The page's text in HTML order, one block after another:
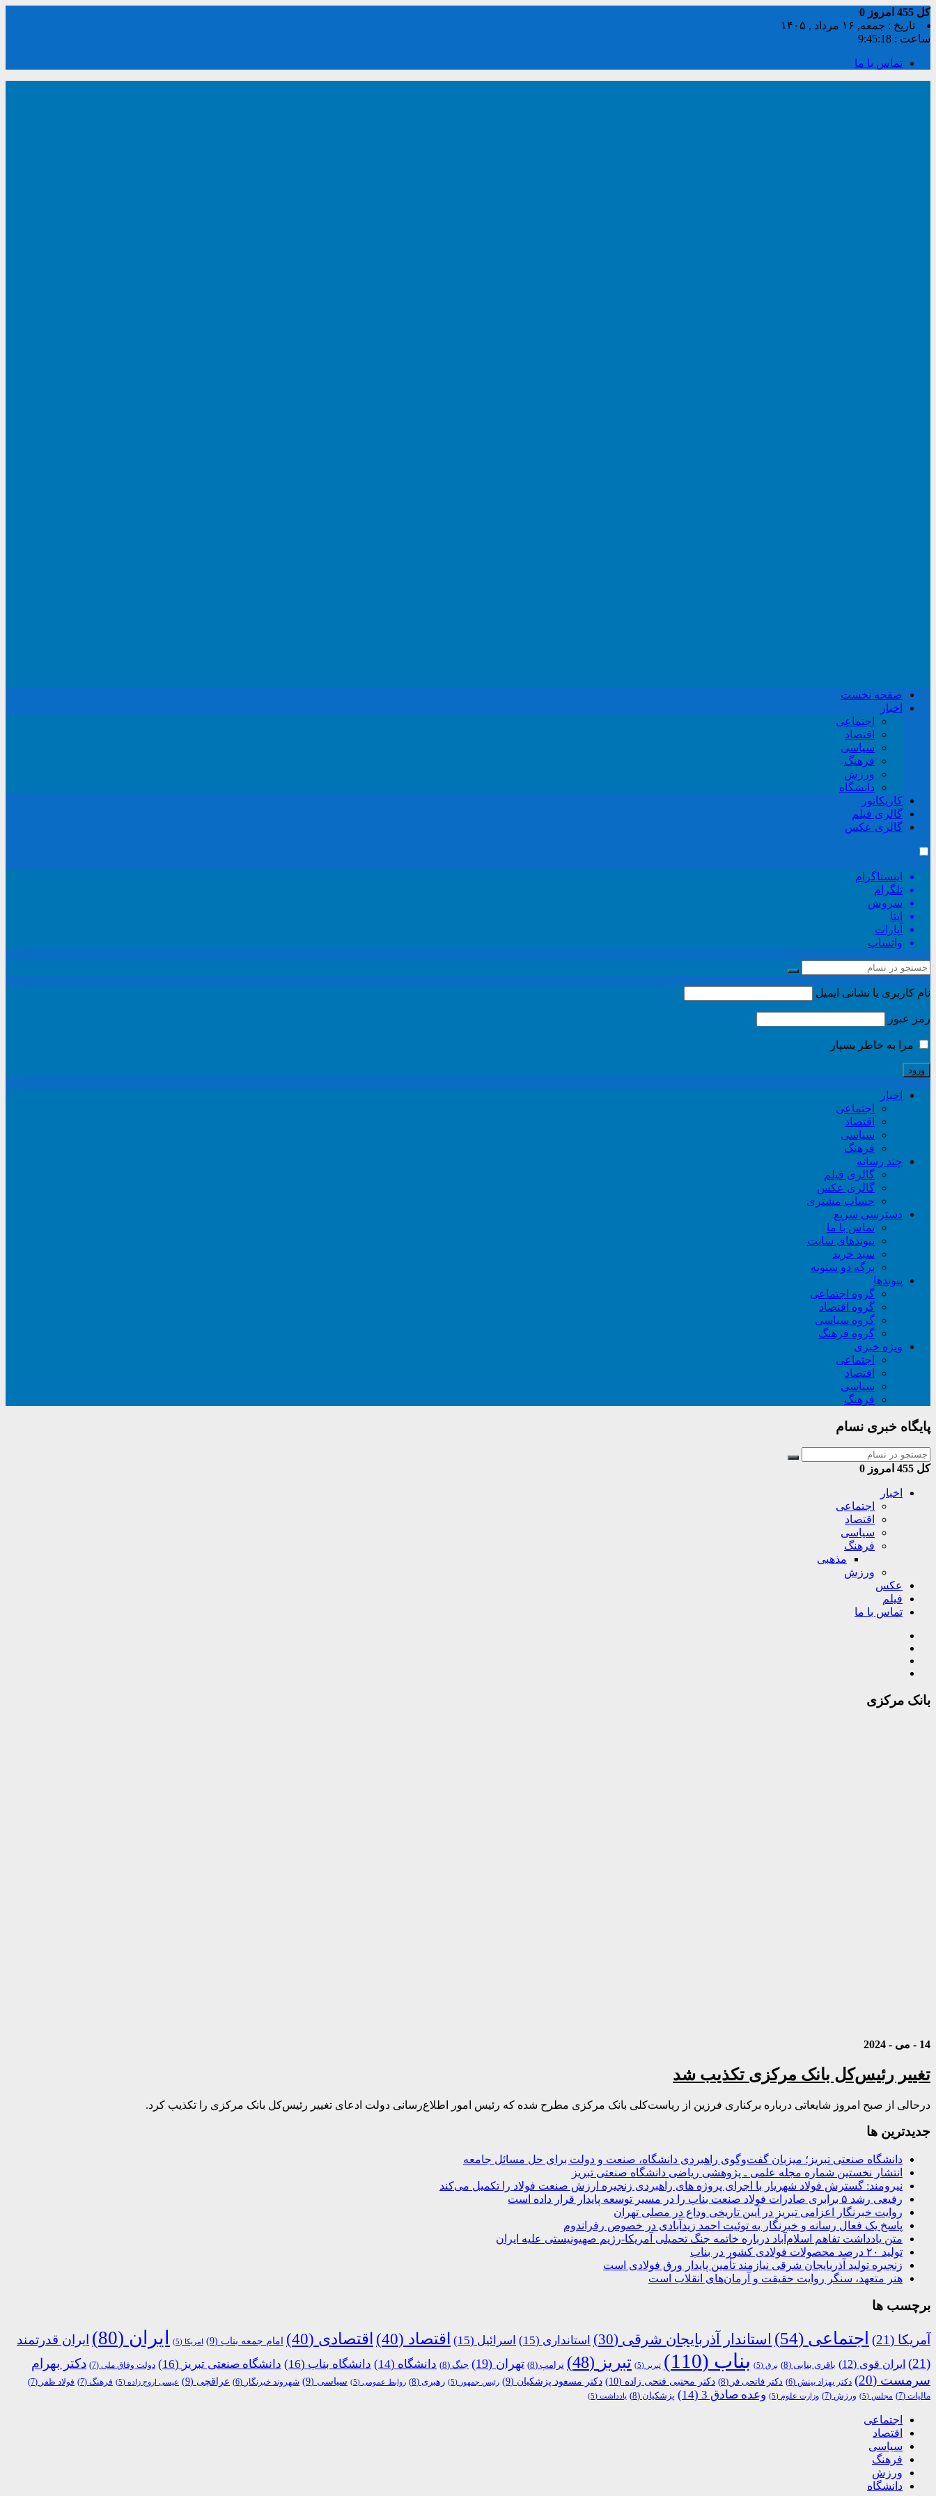
کل امروز 0
تاریخ : جمعه, ۱۶ مرداد , ۱۴۰۵
ساعت : 9:45:18
تماس با ما
صفحه نخست
اخبار
اجتماعی
اقتصاد
سیاسی
فرهنگ
ورزش
دانشگاه
کاریکاتور
گالری فیلم
گالری عکس
اینستاگرام
تلگرام
سروش
ایتا
آپارات
واتساپ
نام کاربری یا نشانی ایمیل
رمز عبور
مرا به خاطر بسپار
اخبار
اجتماعی
اقتصاد
سیاسی
فرهنگ
چند رسانه
گالری فیلم
گالری عکس
حساب مشتری
دسترسی سریع
تماس با ما
پیوندهای سایت
سبد خريد
برگه دو ستونه
پیوندها
گروه اجتماعی
گروه اقتصاد
گروه سیاسی
گروه فرهنگ
ویژه خبری
اجتماعی
اقتصاد
سیاسی
فرهنگ
پایگاه خبری نسام
کل امروز 0
اخبار
اجتماعی
اقتصاد
سیاسی
فرهنگ
مذهبی
ورزش
عکس
فیلم
تماس با ما
بانک مرکزی
14 - می - 2024
تغییر رئیس‌کل بانک مرکزی تکذیب شد
درحالی از صبح امروز شایعاتی درباره برکناری فرزین از ریاست‌کلی بانک مرکزی مطرح شده که رئیس امور اطلاع‌رسانی دولت ادعای تغییر رئیس‌کل بانک مرکزی را تکذیب کرد.
جديدترين ها
دانشگاه صنعتی تبریز؛ میزبان گفت‌وگوی راهبردی دانشگاه، صنعت و دولت برای حل مسائل جامعه
انتشار نخستین شماره مجله علمی ـ پژوهشی ریاضی دانشگاه صنعتی تبریز
نیرومند: گسترش فولاد شهریار با اجرای پروژه های راهبردی زنجیره ارزش صنعت فولاد را تکمیل می‌کند
رفیعی رشد ۵ برابری صادرات فولاد صنعت بناب را در مسیر توسعه پایدار قرار داده است
روایت خبرنگار اعزامی تبریز در آیین تاریخی وداع در مصلی تهران
پاسخ یک فعال رسانه و خبرنگار به توئیت احمد زیدآبادی در خصوص رفراندوم
متن یادداشت تفاهم اسلام‌آباد درباره خاتمه جنگ تحمیلی آمریکا-رژیم صهیونیستی علیه ایران
تولید ۲۰ درصد محصولات فولادی کشور در بناب
زنجیره تولید آذربایجان شرقی نیازمند تأمین پایدار ورق فولادی است
هنر متعهد، سنگر روایت حقیقت و آرمان‌های انقلاب است
برچسب ها
آمریکا (21) اجتماعی (54) استاندار آذربایجان شرقی (30) استانداری (15) اسرائیل (15) اقتصاد (40) اقتصادی (40) امام جمعه بناب (9) امریکا (5) ایران (80)
ایران قدرتمند
(21)
ایران قوی (12) باقری بنابی (8) برق (5) بناب (110) تبریر (5) تبریز (48) ترامپ (8) تهران (19) جنگ (8) دانشگاه (14) دانشگاه بناب (16) دانشگاه صنعتی تبریز (16) دولت وفاق ملی (7)
دکتر بهرام
سرمست (20) دکتر بهزاد بینش (6) دکتر فاتحی فر (8) دکتر مجتبی فتحی زاده (10) دکتر مسعود پزشکیان (9) رئیس جمهور (5) رهبری (8) روابط عمومی (5) سیاسی (9) شهروند خبرنگار (6) عراقچی (9) عیسی اروج زاده (5) فرهنگ (7) فولاد ظفر (7)
مالیات (7) مجلس (5) ورزش (7) وزارت علوم (5) وعده صادق 3 (14) پزشکیان (8) یادداشت (5)
اجتماعی
اقتصاد
سیاسی
فرهنگ
ورزش
دانشگاه